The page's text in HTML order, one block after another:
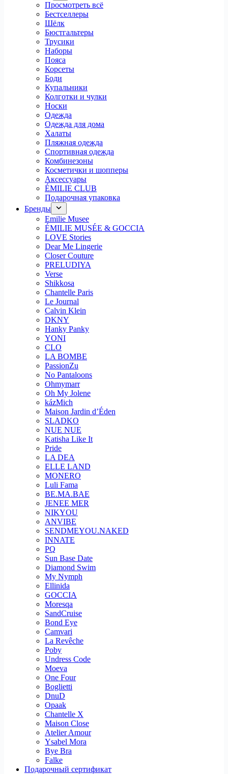
Просмотреть всё
Бестселлеры
Шёлк
Бюстгальтеры
Трусики
Наборы
Пояса
Корсеты
Боди
Купальники
Колготки и чулки
Носки
Одежда
Одежда для дома
Халаты
Пляжная одежда
Спортивная одежда
Комбинезоны
Косметички и шопперы
Аксессуары
ÉMILIE CLUB
Подарочная упаковка
Бренды
Emilie Musee
ÉMILIE MUSÉE & GOCCIA
LOVE Stories
Dear Me Lingerie
Closer Couture
PRELUDIYA
Verse
Shikkosa
Chantelle Paris
Le Journal
Calvin Klein
DKNY
Hanky Panky
YONI
CLO
LA BOMBE
PassionZu
No Pantaloons
Ohmymarr
Oh My Jolene
kázMich
Maison Jardin d’Éden
SLADKO
NUE NUE
Katisha Like It
Pride
LA DEA
ELLE LAND
MONERO
Luli Fama
BE.MA.BAE
JENEE MER
NIKYOU
ANVIBE
SENDMEYOU.NAKED
INNATE
PQ
Sun Base Date
Diamond Swim
My Nymph
Ellinida
GOCCIA
Moresqa
SandCruise
Bond Eye
Camvari
La Revêche
Poby
Undress Code
Moeva
One Four
Boglietti
DnuD
Opaak
Chantelle X
Maison Close
Atelier Amour
Ysabel Mora
Bye Bra
Falke
Подарочный сертификат